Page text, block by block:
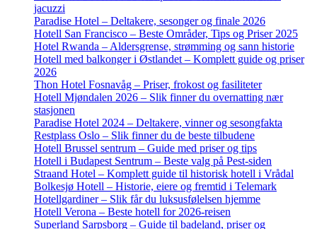
jacuzzi
Paradise Hotel – Deltakere, sesonger og finale 2026
Hotell San Francisco – Beste Områder, Tips og Priser 2025
Hotel Rwanda – Aldersgrense, strømming og sann historie
Hotell med balkonger i Østlandet – Komplett guide og priser
2026
Thon Hotel Fosnavåg – Priser, frokost og fasiliteter
Hotell Mjøndalen 2026 – Slik finner du overnatting nær
stasjonen
Paradise Hotel 2024 – Deltakere, vinner og sesongfakta
Restplass Oslo – Slik finner du de beste tilbudene
Hotell Brussel sentrum – Guide med priser og tips
Hotell i Budapest Sentrum – Beste valg på Pest-siden
Straand Hotel – Komplett guide til historisk hotell i Vrådal
Bolkesjø Hotell – Historie, eiere og fremtid i Telemark
Hotellgardiner – Slik får du luksusfølelsen hjemme
Hotell Verona – Beste hotell for 2026-reisen
Superland Sarpsborg – Guide til badeland, priser og